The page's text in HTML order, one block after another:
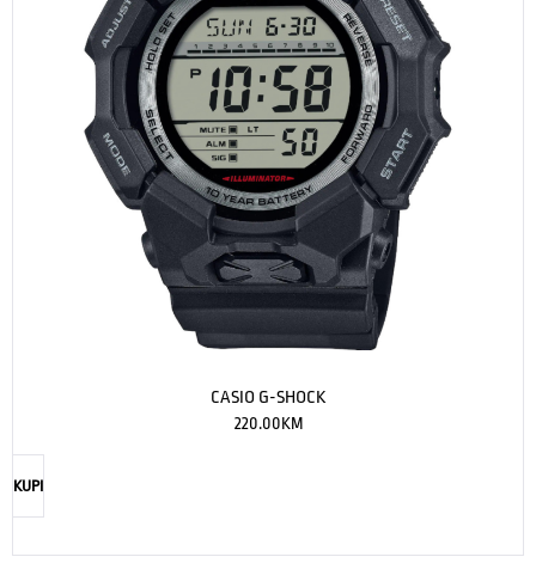
CASIO G-SHOCK
220.00KM
KUPI